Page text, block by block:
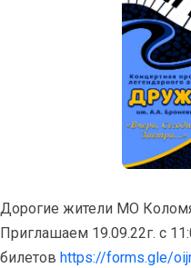
Дорогие жители МО
Приглашаем 19.09.22г. с
билетов https://forms.gle/